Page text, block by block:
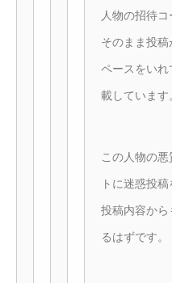
人物の招待
そのまま投稿
ペースをい
載しています
この人物の
トに迷惑投
投稿内容から
るはずです。